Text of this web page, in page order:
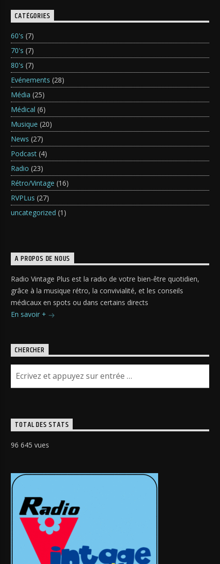
CATÉGORIES
60's (7)
70's (7)
80's (7)
Evénements (28)
Média (25)
Médical (6)
Musique (20)
News (27)
Podcast (4)
Radio (23)
Rétro/Vintage (16)
RVPLus (27)
uncategorized (1)
A PROPOS DE NOUS
Radio Vintage Plus est la radio de votre bien-être quotidien,
grâce à la musique rétro, la convivialité, et les conseils
médicaux en spots ou dans certains directs
En savoir +
CHERCHER
TOTAL DES STATS
96 645 vues